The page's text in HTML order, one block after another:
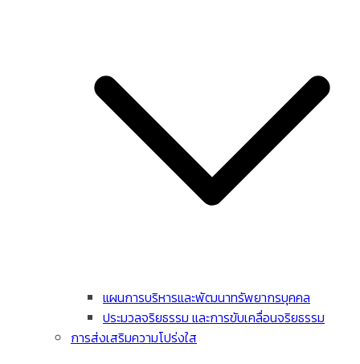
แผนการบริหารและพัฒนาทรัพยากรบุคคล
ประมวลจริยธรรม และการขับเคลื่อนจริยธรรม
การส่งเสริมความโปร่งใส